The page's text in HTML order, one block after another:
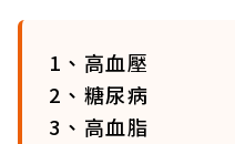
1、高血壓
2、糖尿病
3、高血脂